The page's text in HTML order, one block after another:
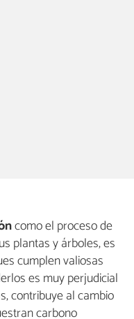
como el proceso de
plantas y árboles, es
cumplen valiosas
es muy perjudicial
contribuye al cambio
carbono